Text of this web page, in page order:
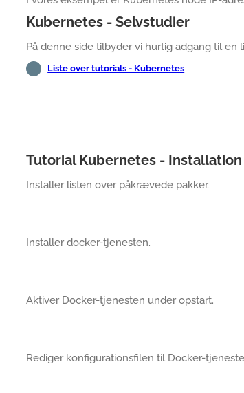
Kubernetes - Selvstudier
På denne side tilbyder vi hurtig adgang til
Liste over tutorials - Kubernetes
Tutorial Kubernetes -
Installer listen over påkrævede pakker.
Installer docker-tjenesten.
Aktiver Docker-tjenesten under opstart.
Rediger konfigurationsfilen til Docker-